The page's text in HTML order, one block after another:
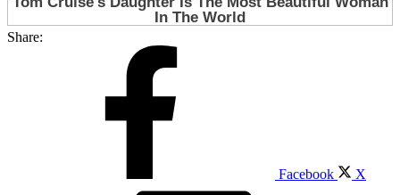
Share:
Facebook X